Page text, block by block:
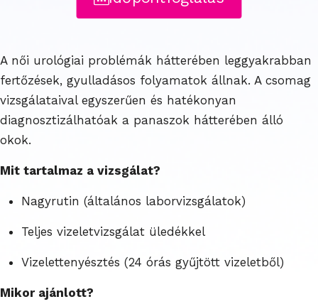
A női urológiai problémák hátterében leggyakrabban
fertőzések, gyulladásos folyamatok állnak. A csomag
vizsgálataival egyszerűen és hatékonyan
diagnosztizálhatóak a panaszok hátterében álló
okok.
Mit tartalmaz a vizsgálat?
Nagyrutin (általános laborvizsgálatok)
Teljes vizeletvizsgálat üledékkel
Vizelettenyésztés (24 órás gyűjtött vizeletből)
Mikor ajánlott?